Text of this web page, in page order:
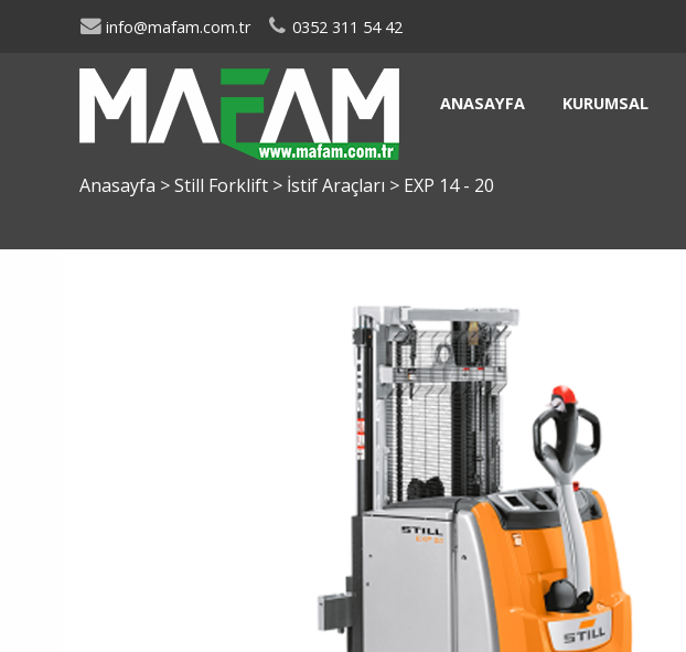
info@mafam.com.tr 0352 311 54 42
ANASAYFA KURUMSAL
Anasayfa >Still Forklift > İstif Araçları > EXP 14 - 20